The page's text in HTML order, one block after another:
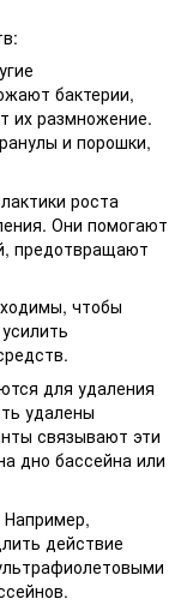
бактерии,
их размножение.
и порошки,
роста
Они помогают
предотвращают
чтобы
для удаления
удалены
связывают эти
дно бассейна или
Например,
действие